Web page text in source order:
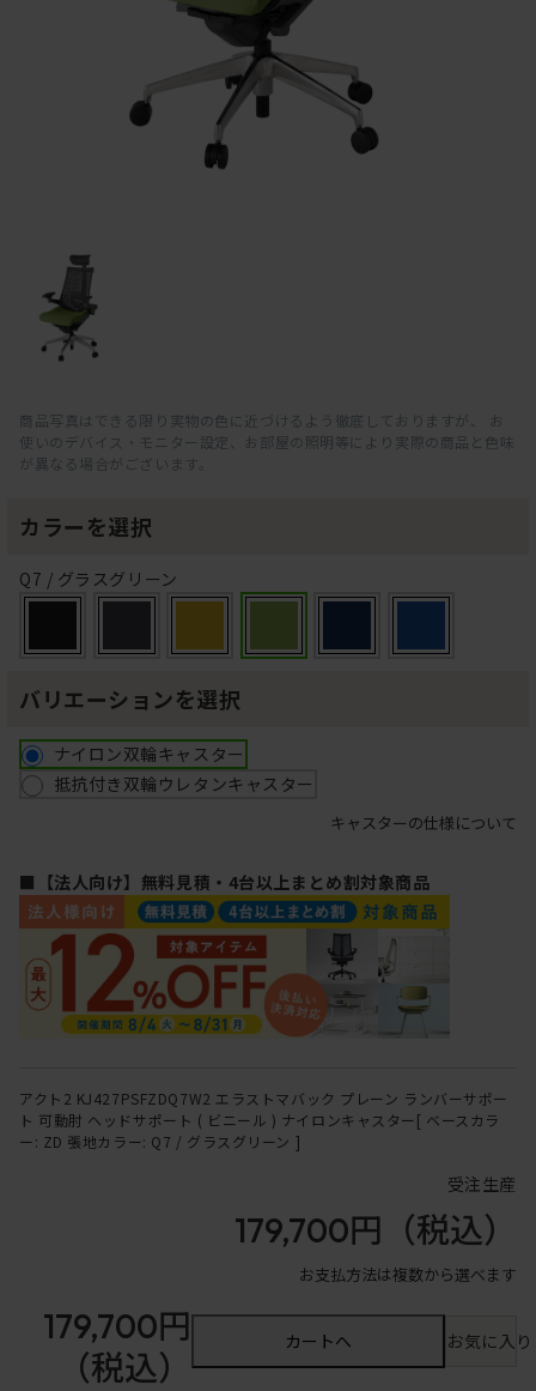
商品写真はできる限り実物の色に近づけるよう徹底しておりますが、 お
使いのデバイス・モニター設定、お部屋の照明等により実際の商品と色味
が異なる場合がございます。
カラーを選択
Q7 / グラスグリーン
バリエーションを選択
ナイロン双輪キャスター
抵抗付き双輪ウレタンキャスター
キャスターの仕様について
■【法人向け】無料見積・4台以上まとめ割対象商品
アクト2 KJ427PSFZDQ7W2 エラストマバック プレーン ランバーサポー
ト 可動肘 ヘッドサポート ( ビニール ) ナイロンキャスター[ ベースカラ
ー: ZD 張地カラー: Q7 / グラスグリーン ]
受注生産
179,700円 （税込）
お支払方法は複数から選べます
179,700円
（税込）
カートへ お気に入